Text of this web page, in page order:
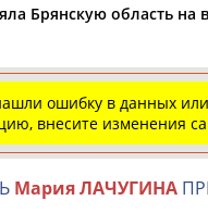
Мария
АБАКУМОВА
Брянскую область на
ошибку в данных
внесите изменения
Мария ЛАЧУГИНА